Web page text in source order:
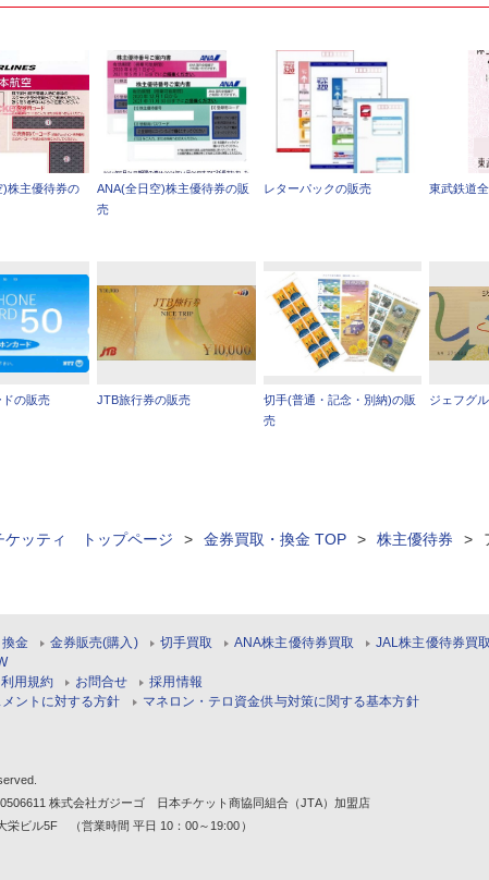
株主優待券の
ANA(全日空)株主優待券の販
売
レターパックの販売 東武鉄道
の販売 JTB旅行券の販売
切手(普通・記念・別納)の販
売
ジェフグ
ケッティ トップページ > 金券買取・換金 TOP > 株主優待券 >
金 金券販売(購入) 切手買取 ANA株主優待券買取 JAL株主優待券買取
利用規約 お問合せ
採用情報
ントに対する方針 マネロン・テロ資金供与対策に関する基本方針
株式会社ガジーゴ 日本チケット商協同組合（JTA）加盟店
ビル5F （営業時間 平日 10：00～19:00）